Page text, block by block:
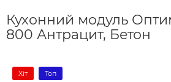
Кухонний модуль
800 Антрацит, Бетон
Хіт Топ